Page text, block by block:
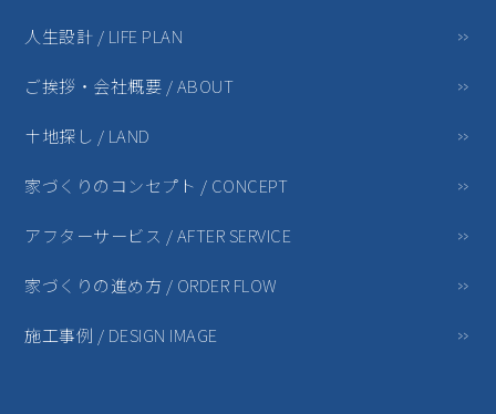
人生設計 / LIFE PLAN
ご挨拶・会社概要 / ABOUT
土地探し / LAND
家づくりのコンセプト / CONCEPT
アフターサービス / AFTER SERVICE
家づくりの進め方 / ORDER FLOW
施工事例 / DESIGN IMAGE